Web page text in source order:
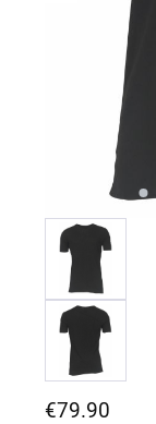
Regulärer Preis:
€79.90